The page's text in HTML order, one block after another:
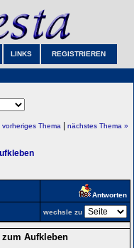
LINKS REGISTRIEREN
vorheriges Thema nächstes Thema »
Antworten
wechsle zu
Aufkleben